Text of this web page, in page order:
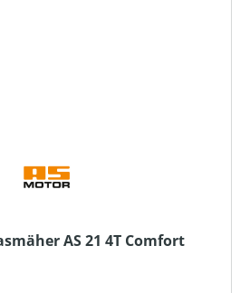
AS 21 4T Comfort